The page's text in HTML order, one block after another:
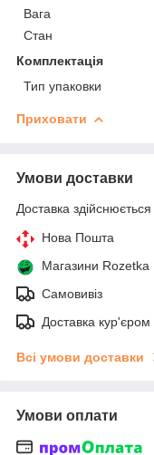
Вага
Стан
Комплектація
Тип упаковки
Приховати
Умови доставки
Доставка
Нова Пошта
Магазини Rozetka
Самовивіз
Доставка кур'єром
Всі умови доставки
Умови оплати